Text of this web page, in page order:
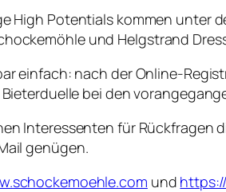
High Potentials kommen unter
und Helgstrand
einfach: nach der Online-
bei den
Interessenten für Rückfragen
genügen.
und